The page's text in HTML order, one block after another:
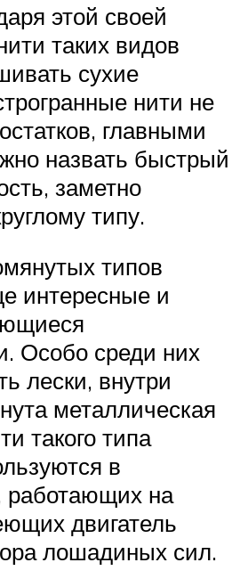
этой своей
таких видов
сухие
нити не
главными
назвать быстрый
заметно
типу.
типов
интересные и
Особо среди них
лески, внутри
металлическая
такого типа
в
работающих на
двигатель
лошадиных сил.